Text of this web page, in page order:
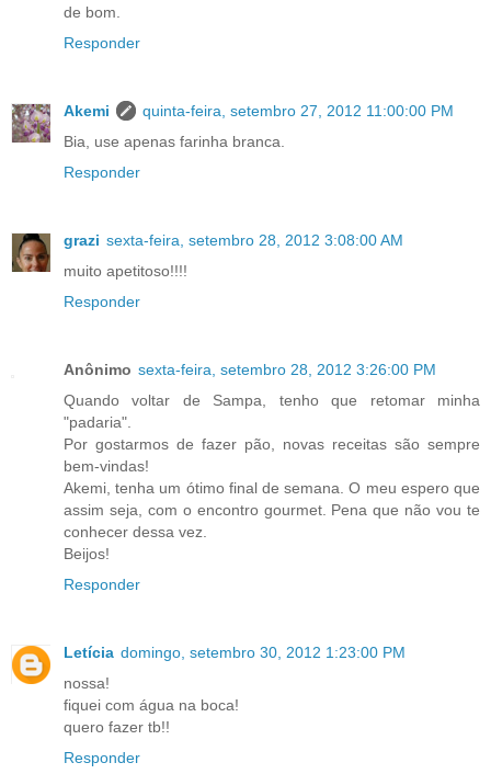
de bom.
Responder
Akemi
quinta-feira, setembro 27, 2012 11:00:00 PM
Bia, use apenas farinha branca.
Responder
grazi sexta-feira, setembro 28, 2012 3:08:00 AM
muito apetitoso!!!!
Responder
Anônimo sexta-feira, setembro 28, 2012 3:26:00 PM
Quando voltar de Sampa, tenho que retomar minha
"padaria".
Por gostarmos de fazer pão, novas receitas são sempre
bem-vindas!
Akemi, tenha um ótimo final de semana. O meu espero que
assim seja, com o encontro gourmet. Pena que não vou te
conhecer dessa vez.
Beijos!
Responder
Letícia domingo, setembro 30, 2012 1:23:00 PM
nossa!
fiquei com água na boca!
quero fazer tb!!
Responder